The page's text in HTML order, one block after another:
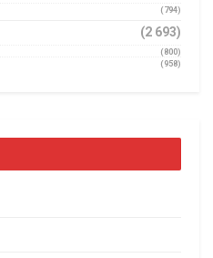
(794)
(2 693)
(800)
(958)